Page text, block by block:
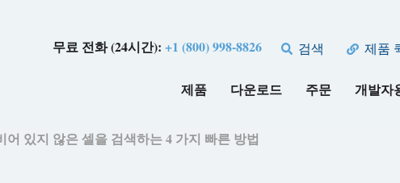
무료 전화 (24시간):+1 (800) 998-8826 검색 제품
제품 다운로드 주문 개발자
어 있지 않은 셀을 검색하는 4 가지 빠른 방법